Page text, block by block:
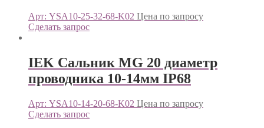
Арт: YSA10-25-32-68-K02 Цена по запросу
Сделать запрос
IEK Сальник MG 20 диаметр
проводника 10-14мм IP68
Арт: YSA10-14-20-68-K02 Цена по запросу
Сделать запрос